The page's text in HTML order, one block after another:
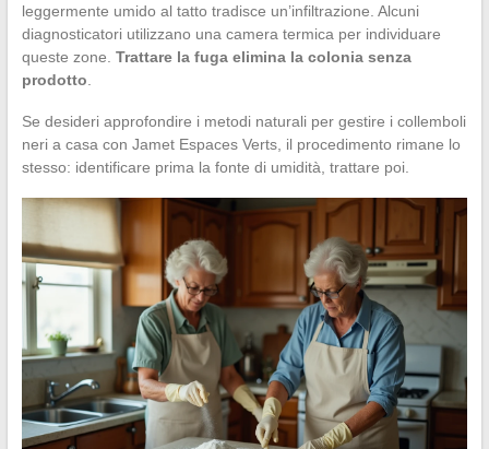
leggermente umido al tatto tradisce un’infiltrazione. Alcuni
diagnosticatori utilizzano una camera termica per individuare
queste zone. Trattare la fuga elimina la colonia senza
prodotto
Se desideri approfondire i metodi naturali per gestire i collemboli
neri a casa con Jamet Espaces Verts, il procedimento rimane lo
stesso: identificare prima la fonte di umidità, trattare poi.